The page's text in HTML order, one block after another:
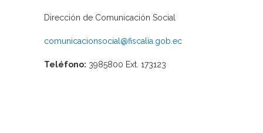
Dirección de Comunicación Social
comunicacionsocial@fiscalia.gob.ec
Teléfono: 3985800 Ext. 173123